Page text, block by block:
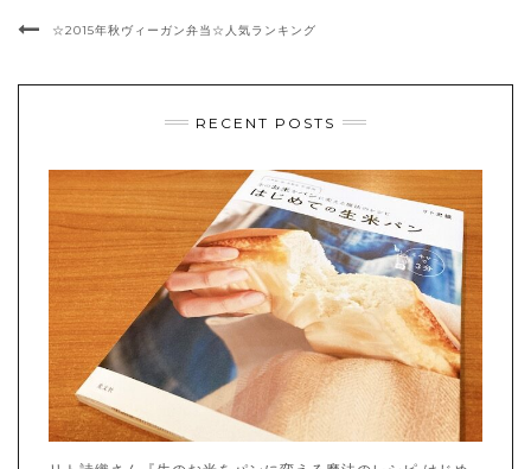
☆2015年秋ヴィーガン弁当☆人気ランキング
RECENT POSTS